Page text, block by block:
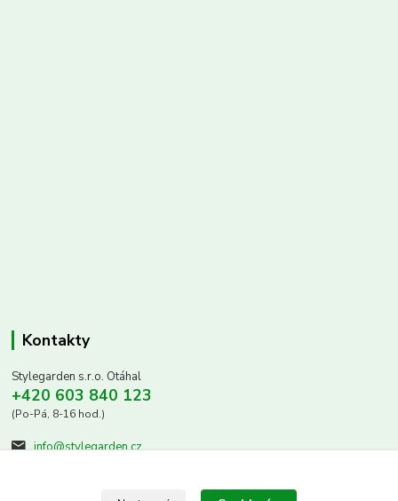
Kontakty
Stylegarden s.r.o. Otáhal
+420 603 840 123
(Po-Pá, 8-16 hod.)
info@stylegarden.cz